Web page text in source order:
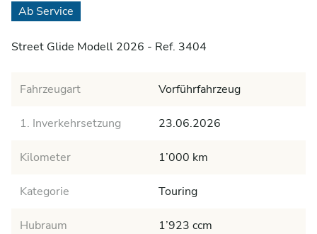
Ab Service
Street Glide Modell 2026 - Ref. 3404
Fahrzeugart Vorführfahrzeug
1. Inverkehrsetzung 23.06.2026
Kilometer 1’000 km
Kategorie Touring
Hubraum 1’923 ccm